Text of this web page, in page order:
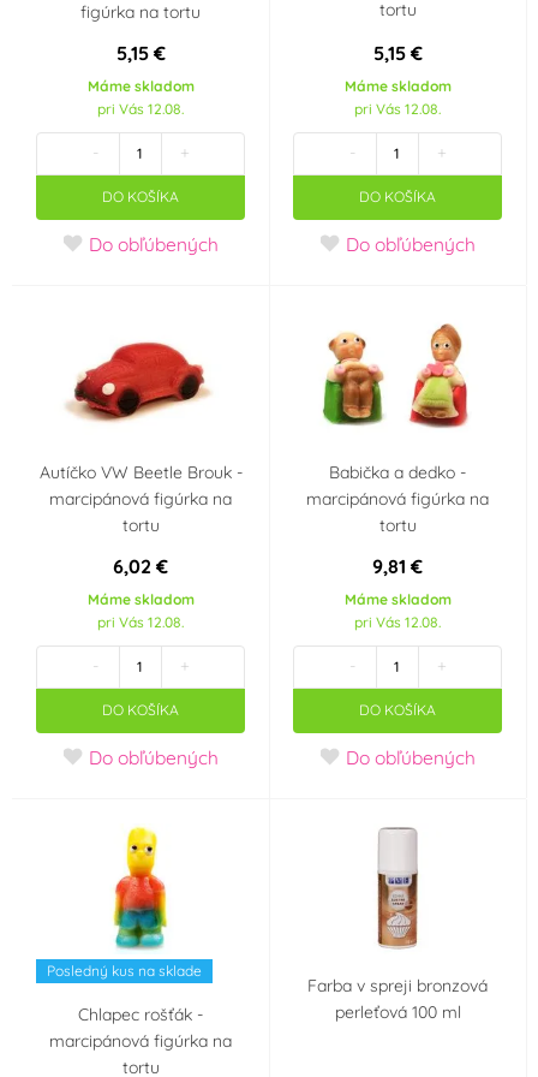
Vola Colori Vortumnus (2)
Wilton (22) WoldoClean® (4)
WoldoHealth® (5) Zeelandia (56)
Čokoláda (13) Jahoda
Malina (6) Mandle
Pomeranč (3) Třešeň, višeň (4)
Lesní ovoce (3) Pistácie (10)
Ostružiny Meruňka (3)
Limetka (1) Hruška (1)
Slaný karamel Tiramisu (4)
Kokos (1) Arašídy (1)
figúrka na tortu
5,15 €
Máme skladom
pri Vás 12.08.
- +
DO KOŠÍKA
Do obľúbených
tortu
5,15 €
Máme skladom
pri Vás 12.08.
- +
DO KOŠÍKA
Do obľúbených
Autíčko VW Beetle Brouk -
marcipánová figúrka na
tortu
6,02 €
Máme skladom
pri Vás 12.08.
- +
DO KOŠÍKA
Do obľúbených
Babička a dedko -
marcipánová figúrka na
tortu
9,81 €
Máme skladom
pri Vás 12.08.
- +
DO KOŠÍKA
Do obľúbených
Posledný kus na sklade
Chlapec rošťák -
marcipánová figúrka na
tortu
Farba v spreji bronzová
perleťová 100 ml